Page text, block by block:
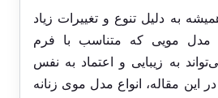
به دلیل تنوع و تغییرات زیاد
مدل مویی که متناسب با فرم
به زیبایی و اعتماد به نفس
این مقاله، انواع مدل موی زنانه